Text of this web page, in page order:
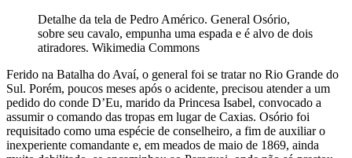
Detalhe da tela de Pedro Américo. General Osório,
sobre seu cavalo, empunha uma espada e é alvo de dois
atiradores. Wikimedia Commons
Ferido na Batalha do Avaí, o general foi se tratar no Rio Grande do
Sul. Porém, poucos meses após o acidente, precisou atender a um
pedido do conde D’Eu, marido da Princesa Isabel, convocado a
assumir o comando das tropas em lugar de Caxias. Osório foi
requisitado como uma espécie de conselheiro, a fim de auxiliar o
inexperiente comandante e, em meados de maio de 1869, ainda